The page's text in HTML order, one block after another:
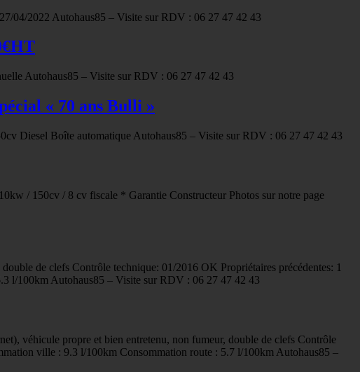
04/2022 Autohaus85 – Visite sur RDV : 06 27 47 42 43
Autohaus85 – Visite sur RDV : 06 27 47 42 43
« 70 ans Bulli »
Diesel Boîte automatique Autohaus85 – Visite sur RDV : 06 27 47 42 43
/ 150cv / 8 cv fiscale * Garantie Constructeur Photos sur notre page
de clefs Contrôle technique: 01/2016 OK Propriétaires précédentes: 1
l/100km Autohaus85 – Visite sur RDV : 06 27 47 42 43
véhicule propre et bien entretenu, non fumeur, double de clefs Contrôle
ville : 9.3 l/100km Consommation route : 5.7 l/100km Autohaus85 –